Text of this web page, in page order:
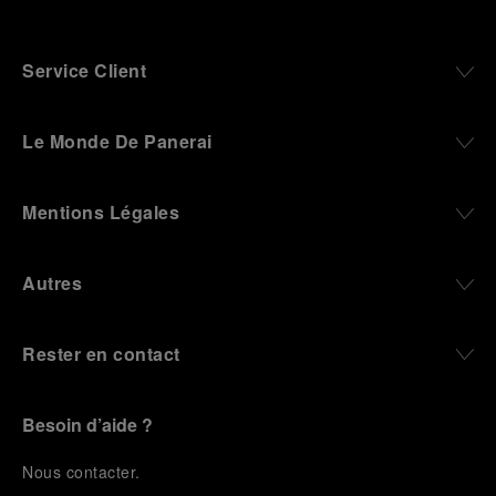
Service Client
Le Monde De Panerai
Mentions Légales
Autres
Rester en contact
Besoin d’aide ?
Nous contacter.